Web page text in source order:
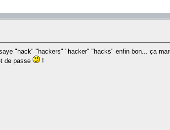
"hack" "hackers" "hacker" "hacks" enfin bon... ça
de passe
!